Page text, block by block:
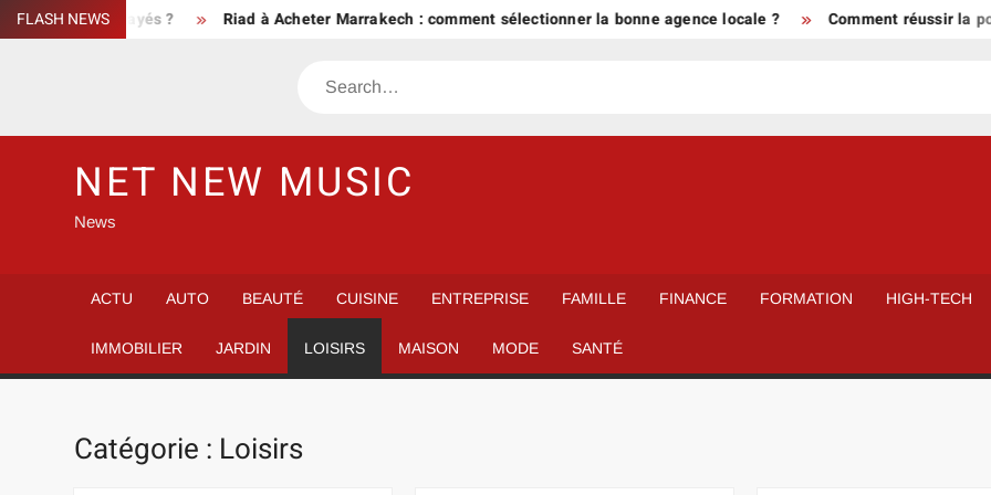
Skip
to
FLASH NEWS
d’impayés ? Riad à Acheter Marrakech : comment sélectionner la bonne agence locale ? Comment réussir la pose de
Search
NET NEW MUSIC
News
ACTU AUTO BEAUTÉ CUISINE ENTREPRISE FAMILLE FINANCE FORMATION HIGH-TECH
IMMOBILIER JARDIN LOISIRS MAISON MODE SANTÉ
Catégorie : Loisirs